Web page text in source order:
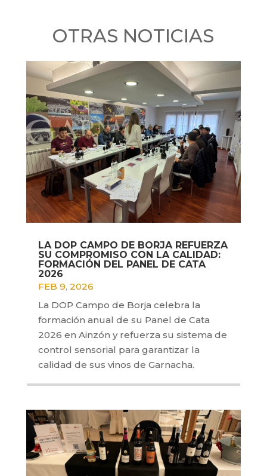
OTRAS NOTICIAS
LA DOP CAMPO DE BORJA REFUERZA
SU COMPROMISO CON LA CALIDAD:
FORMACIÓN DEL PANEL DE CATA
2026
FEB 9, 2026
La DOP Campo de Borja celebra la
formación anual de su Panel de Cata
2026 en Ainzón y refuerza su sistema de
control sensorial para garantizar la
calidad de sus vinos de Garnacha.